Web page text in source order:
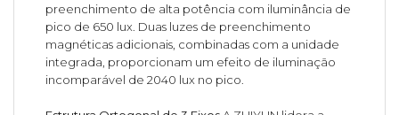
preenchimento de alta potência com iluminância de
pico de 650 lux. Duas luzes de preenchimento
magnéticas adicionais, combinadas com a unidade
integrada, proporcionam um efeito de iluminação
incomparável de 2040 lux no pico.